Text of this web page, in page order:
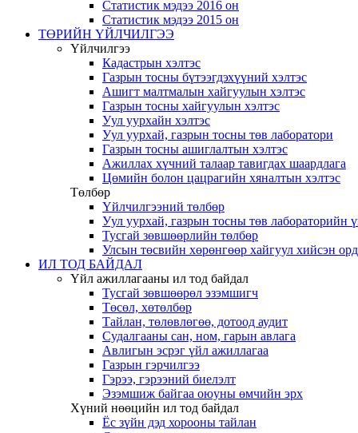
Статистик мэдээ 2016 он
Статистик мэдээ 2015 он
ТӨРИЙН ҮЙЛЧИЛГЭЭ
Үйлчилгээ
Кадастрын хэлтэс
Газрын тосны бүтээгдэхүүний хэлтэс
Ашигт малтмалын хайгуулын хэлтэс
Газрын тосны хайгуулын хэлтэс
Уул уурхайн хэлтэс
Уул уурхай, газрын тосны төв лаборатори
Газрын тосны ашиглалтын хэлтэс
Ажиллах хүчний талаар тавигдах шаардлага
Цөмийн болон цацрагийн хяналтын хэлтэс
Төлбөр
Үйлчилгээний төлбөр
Уул уурхай, газрын тосны төв лабораторийн
Тусгай зөвшөөрлийн төлбөр
Улсын төсвийн хөрөнгөөр хайгуул хийсэн
ИЛ ТОД БАЙДАЛ
Үйл ажиллагааны ил тод байдал
Тусгай зөвшөөрөл эзэмшигч
Төсөл, хөтөлбөр
Тайлан, төлөвлөгөө, дотоод аудит
Судалгааны сан, ном, гарын авлага
Авлигын эсрэг үйл ажиллагаа
Газрын гэрчилгээ
Гэрээ, гэрээний биелэлт
Эзэмшиж байгаа оюуны өмчийн эрх
Хүний нөөцийн ил тод байдал
Ёс зүйн дэд хорооны тайлан